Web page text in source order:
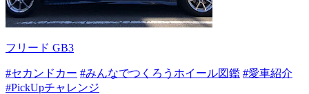
フリード GB3
#セカンドカー #みんなでつくろうホイール図鑑 #愛車紹介
#PickUpチャレンジ